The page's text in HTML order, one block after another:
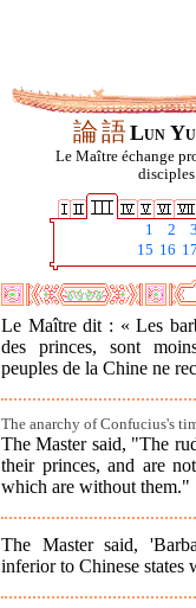
論語Lun Yu
Le Maître échange
1 2 3
15 16 17
Le Maître dit : « Les
des princes, sont
peuples de la Chine ne
The anarchy of Confucius's
The Master said, "The
their princes, and are
which are without them."
The Master said,
inferior to Chinese states